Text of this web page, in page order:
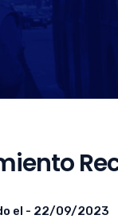
el - 22/09/2023